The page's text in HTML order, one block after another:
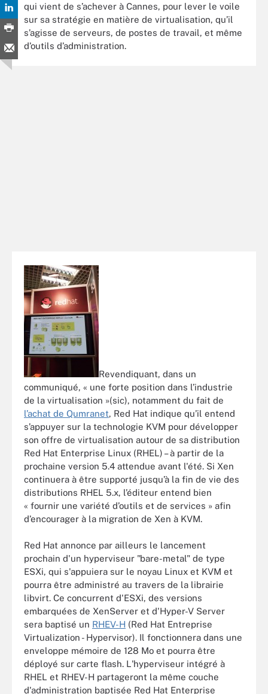
qui vient de s’achever à Cannes, pour lever le voile
sur sa stratégie en matière de virtualisation, qu’il
s’agisse de serveurs, de postes de travail, et même
d’outils d’administration.
Revendiquant, dans un
communiqué, « une forte position dans l’industrie
de la virtualisation »(sic), notamment du fait de
l’achat de Qumranet, Red Hat indique qu’il entend
s’appuyer sur la technologie KVM pour développer
son offre de virtualisation autour de sa distribution
Red Hat Enterprise Linux (RHEL) – à partir de la
prochaine version 5.4 attendue avant l'été. Si Xen
continuera à être supporté jusqu’à la fin de vie des
distributions RHEL 5.x, l’éditeur entend bien
« fournir une variété d’outils et de services » afin
d’encourager à la migration de Xen à KVM.
Red Hat annonce par ailleurs le lancement
prochain d'un hyperviseur "bare-metal" de type
ESXi, qui s'appuiera sur le noyau Linux et KVM et
pourra être administré au travers de la librairie
libvirt. Ce concurrent d'ESXi, des versions
embarquées de XenServer et d'Hyper-V Server
sera baptisé un RHEV-H (Red Hat Entreprise
Virtualization - Hypervisor). Il fonctionnera dans une
enveloppe mémoire de 128 Mo et pourra être
déployé sur carte flash. L'hyperviseur intégré à
RHEL et RHEV-H partageront la même couche
d'administration baptisée Red Hat Enterprise